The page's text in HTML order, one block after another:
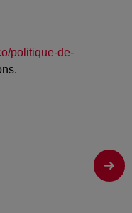
politique-de-